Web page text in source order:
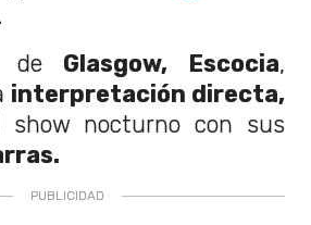
de Glasgow, Escocia,
interpretación directa,
show nocturno con sus